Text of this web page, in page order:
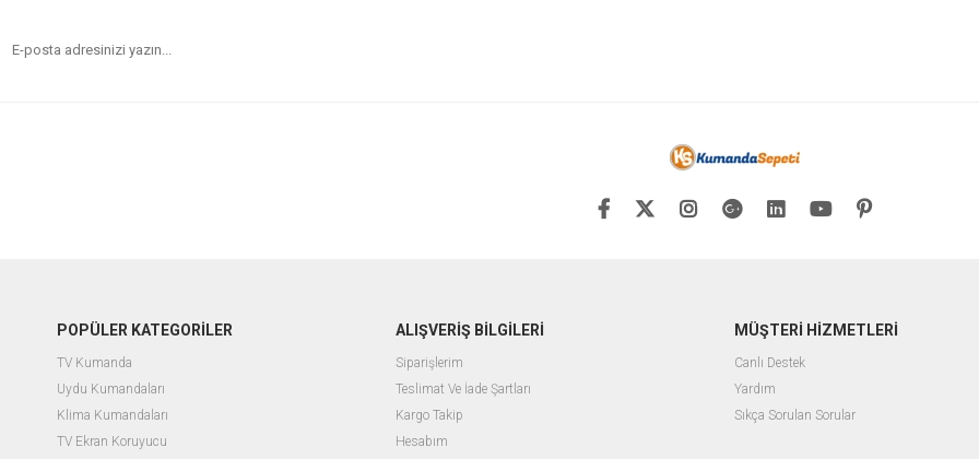
POPÜLER KATEGORİLER
TV Kumanda
Uydu Kumandaları
Klima Kumandaları
TV Ekran Koruyucu
ALIŞVERİŞ BİLGİLERİ
Siparişlerim
Teslimat Ve İade Şartları
Kargo Takip
Hesabım
MÜŞTERİ HİZMETLERİ
Canlı Destek
Yardım
Sıkça Sorulan Sorular